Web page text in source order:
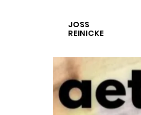
JOSS
REINICKE